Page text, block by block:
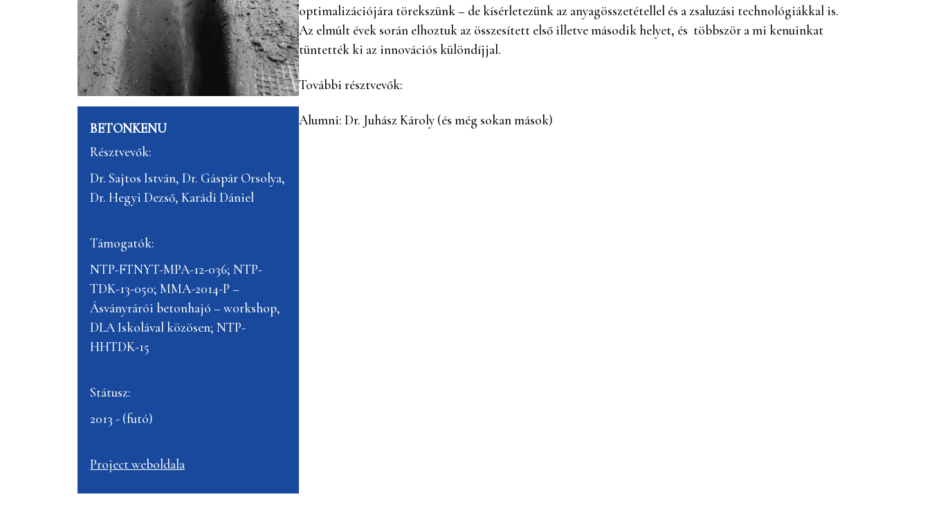
BETONKENU
Résztvevők:
Dr. Sajtos István, Dr. Gáspár Orsolya,
Dr. Hegyi Dezső, Karádi Dániel
Támogatók:
NTP-FTNYT-MPA-12-036; NTP-
TDK-13-050; MMA-2014-P –
Ásványrárói betonhajó – workshop,
DLA Iskolával közösen; NTP-
HHTDK-15
Státusz:
2013 - (futó)
Project weboldala
optimalizációjára törekszünk – de kísérletezünk az anyagösszetétellel és a zsaluzási technológiákkal is.
Az elmúlt évek során elhoztuk az összesített első illetve második helyet, és többször a mi kenuinkat
tüntették ki az innovációs különdíjjal.
További résztvevők:
Alumni: Dr. Juhász Károly (és még sokan mások)